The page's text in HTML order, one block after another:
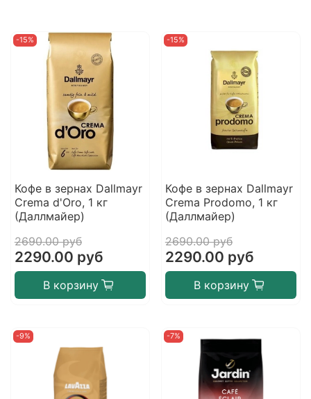
-15%
Кофе в зернах Dallmayr
Crema d'Oro, 1 кг
(Даллмайер)
2690.00 руб
2290.00 руб
В корзину
-15%
Кофе в зернах Dallmayr
Crema Prodomo, 1 кг
(Даллмайер)
2690.00 руб
2290.00 руб
В корзину
-9% -7%